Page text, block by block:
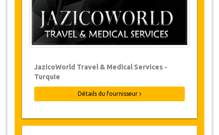
moins 24 heures à l’avance, il n‘y aura
pas de frais, même si la réservation a été
confirmée. L'annulation ne peut être faite
que par écrit en envoyant un courrier
électronique.
moins de 24 heures avant le transfert.
Dans de tels cas, les paiements sont non-
remboursables.
De temps en temps, JazicoWorld peut
JazicoWorld Travel & Medical Services -
Turquie
Détails du fournisseur